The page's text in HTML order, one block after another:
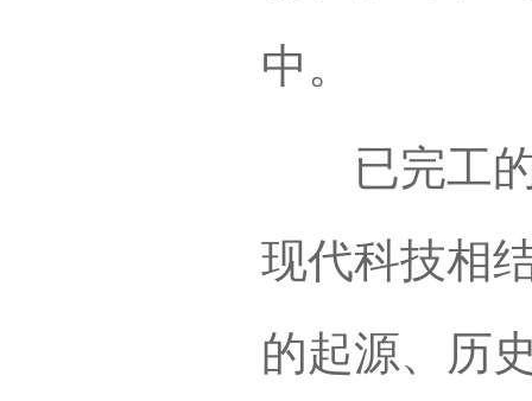
中。
已完工的
现代科技相
的起源、历